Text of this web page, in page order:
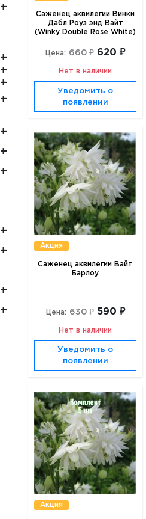
Саженец аквилегии Винки
Дабл Роуз энд Вайт
(Winky Double Rose White)
Цена: 660 ₽ 620 ₽
Нет в наличии
Уведомить о
появлении
Акция
Саженец аквилегии Вайт
Барлоу
Цена: 630 ₽ 590 ₽
Нет в наличии
Уведомить о
появлении
Акция